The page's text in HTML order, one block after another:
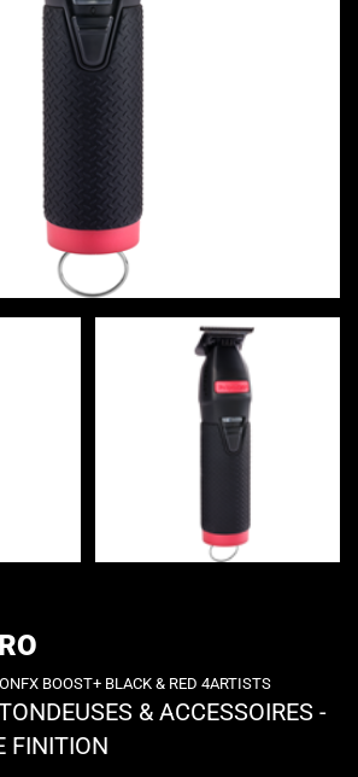
BOOST+ BLACK & RED 4ARTISTS
& ACCESSOIRES -
FINITION